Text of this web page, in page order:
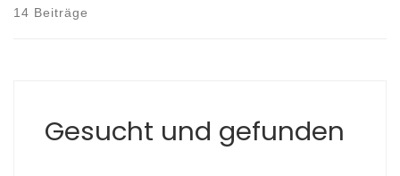
14 Beiträge
Gesucht und gefunden